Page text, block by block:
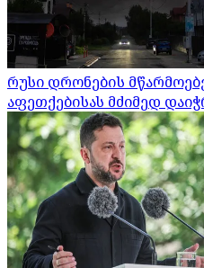
რუსი დრონების
აფეთქებისას მძიმედ